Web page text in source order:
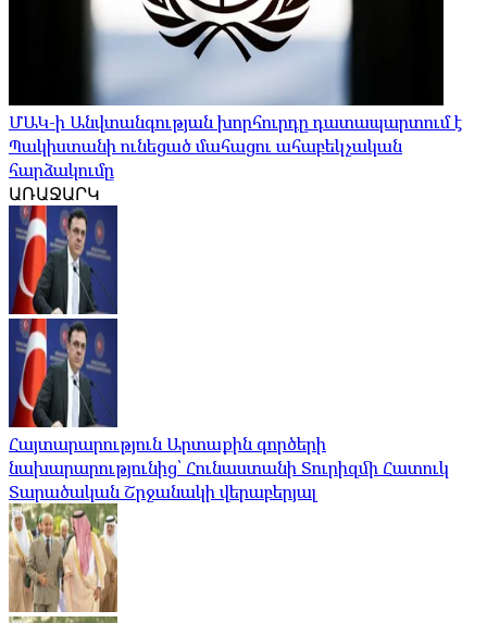
ՄԱԿ-ի Անվտանգության խորհուրդը դատապարտում է
Պակիստանի ունեցած մահացու ահաբեկչական
հարձակումը
ԱՌԱՋԱՐԿ
Հայտարարություն Արտաքին գործերի
նախարարությունից՝ Հունաստանի Տուրիզմի Հատուկ
Տարածական Շրջանակի վերաբերյալ